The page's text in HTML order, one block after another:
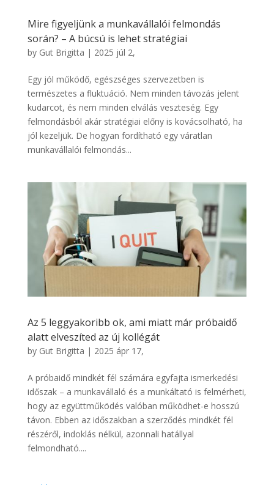
Mire figyeljünk a munkavállalói felmondás
során? – A búcsú is lehet stratégiai
by Gut Brigitta | 2025 júl 2,
Egy jól működő, egészséges szervezetben is
természetes a fluktuáció. Nem minden távozás jelent
kudarcot, és nem minden elválás veszteség. Egy
felmondásból akár stratégiai előny is kovácsolható, ha
jól kezeljük. De hogyan fordítható egy váratlan
munkavállalói felmondás...
Az 5 leggyakoribb ok, ami miatt már próbaidő
alatt elveszíted az új kollégát
by Gut Brigitta | 2025 ápr 17,
A próbaidő mindkét fél számára egyfajta ismerkedési
időszak – a munkavállaló és a munkáltató is felmérheti,
hogy az együttműködés valóban működhet-e hosszú
távon. Ebben az időszakban a szerződés mindkét fél
részéről, indoklás nélkül, azonnali hatállyal
felmondható....